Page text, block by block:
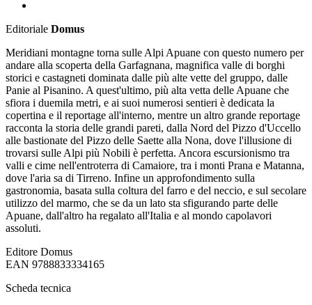
Editoriale Domus
Meridiani montagne torna sulle Alpi Apuane con questo numero per
andare alla scoperta della Garfagnana, magnifica valle di borghi
storici e castagneti dominata dalle più alte vette del gruppo, dalle
Panie al Pisanino. A quest'ultimo, più alta vetta delle Apuane che
sfiora i duemila metri, e ai suoi numerosi sentieri è dedicata la
copertina e il reportage all'interno, mentre un altro grande reportage
racconta la storia delle grandi pareti, dalla Nord del Pizzo d'Uccello
alle bastionate del Pizzo delle Saette alla Nona, dove l'illusione di
trovarsi sulle Alpi più Nobili è perfetta. Ancora escursionismo tra
valli e cime nell'entroterra di Camaiore, tra i monti Prana e Matanna,
dove l'aria sa di Tirreno. Infine un approfondimento sulla
gastronomia, basata sulla coltura del farro e del neccio, e sul secolare
utilizzo del marmo, che se da un lato sta sfigurando parte delle
Apuane, dall'altro ha regalato all'Italia e al mondo capolavori
assoluti.
Editore Domus
EAN 9788833334165
Scheda tecnica